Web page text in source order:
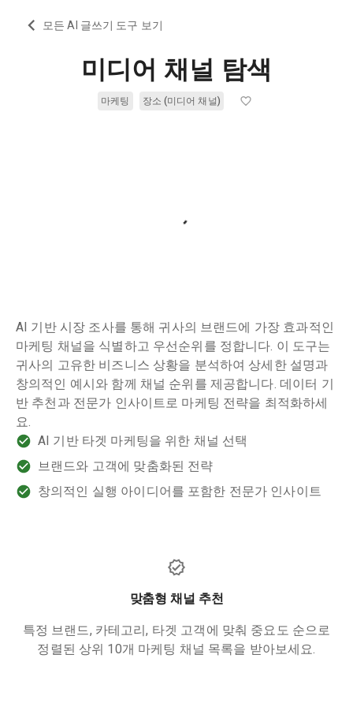
모든 AI 글쓰기 도구 보기
미디어 채널 탐색
마케팅 장소 (미디어 채널)
AI 기반 시장 조사를 통해 귀사의 브랜드에 가장 효과적인
마케팅 채널을 식별하고 우선순위를 정합니다. 이 도구는
귀사의 고유한 비즈니스 상황을 분석하여 상세한 설명과
창의적인 예시와 함께 채널 순위를 제공합니다. 데이터 기
반 추천과 전문가 인사이트로 마케팅 전략을 최적화하세
요.
AI 기반 타겟 마케팅을 위한 채널 선택
브랜드와 고객에 맞춤화된 전략
창의적인 실행 아이디어를 포함한 전문가 인사이트
맞춤형 채널 추천
특정 브랜드, 카테고리, 타겟 고객에 맞춰 중요도 순으로
정렬된 상위 10개 마케팅 채널 목록을 받아보세요.